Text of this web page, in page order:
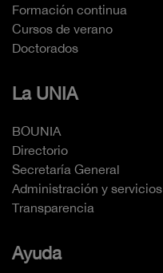
Formación continua
Cursos de verano
Doctorados
La UNIA
BOUNIA
Directorio
Secretaría General
Administración y servicios
Transparencia
Ayuda